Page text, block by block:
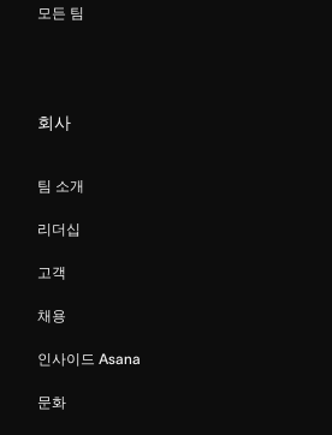
모든 팀
회사
팀 소개
리더십
고객
채용
인사이드 Asana
문화